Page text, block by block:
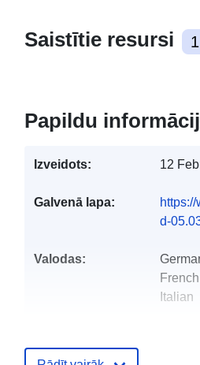
Saistītie resursi 1
Papildu
Izveidots: 12
Galvenā lapa:
d-
Valodas:
French
Italian